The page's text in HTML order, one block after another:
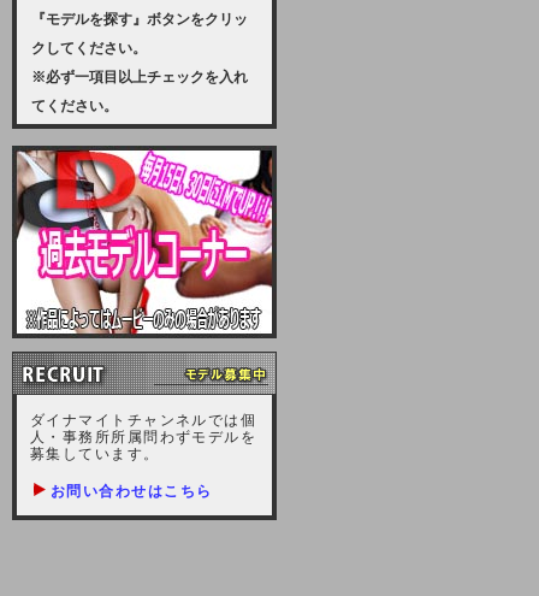
2023年 9月10日（日曜日）午前8：
サーバーメンテナンスを実施いたし
ます。その為、アクセスはできませ
ますが、ご理解の程を宜しくお願い
致します。
2022-09-01 (木)
【サーバーメンテナンスのお知ら
せ】
9月10日（土曜日）AM6：00から
AM8：00（予定）サーバーメンテ
ナンスを致します。ご迷惑をおかけ
しますが、宜しくお願い致します。
2021-10-22 (金)
2021/10/7に起きました地震によ
『モデルを探す』ボタンをクリッ
クしてください。
※必ず一項目以上チェックを入れ
てください。
ダイナマイトチャンネルでは個
人・事務所所属問わずモデルを
募集しています。
お問い合わせはこちら